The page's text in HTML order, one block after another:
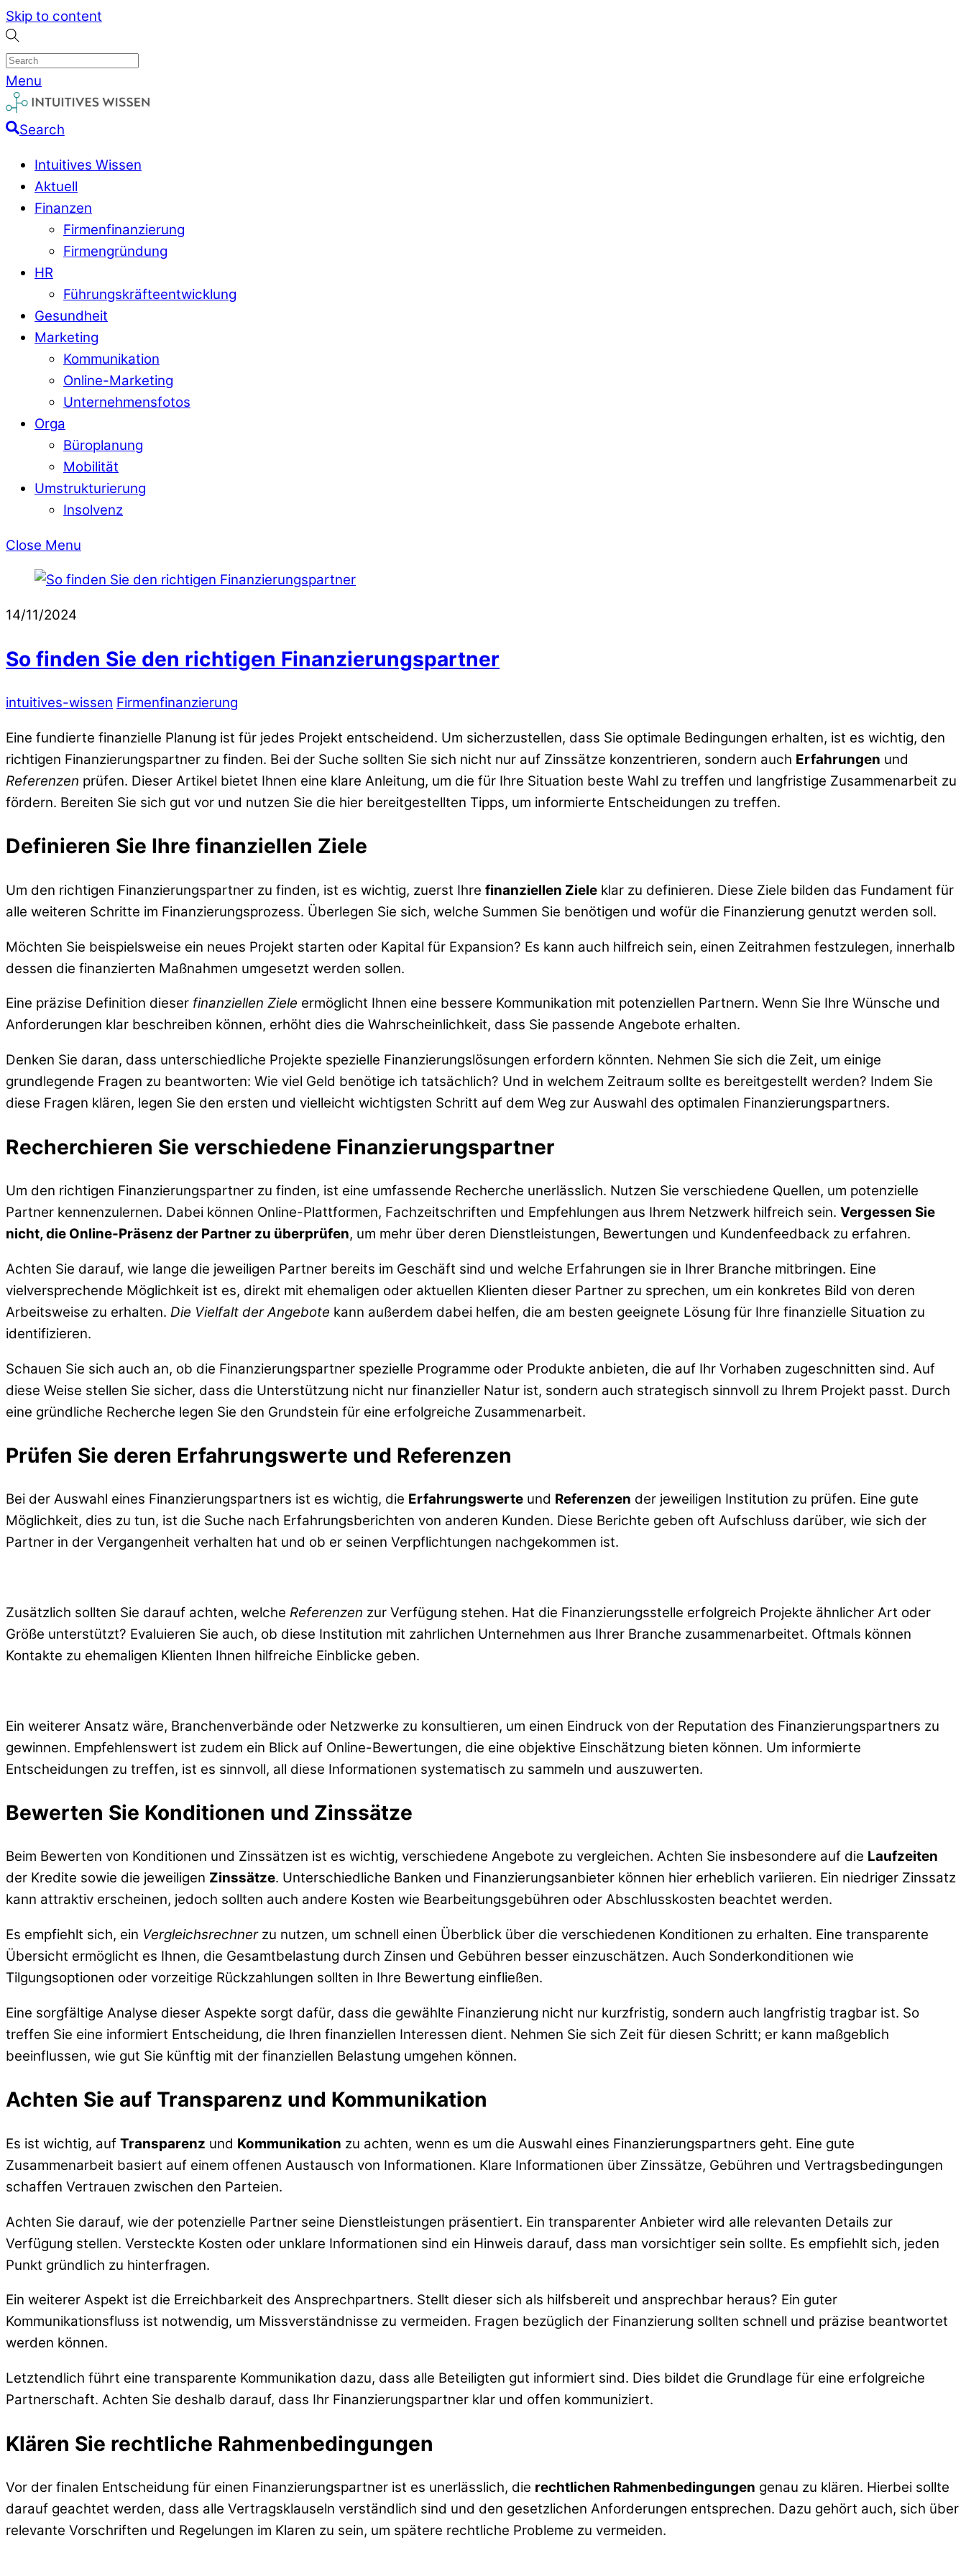
Skip to content
Menu
Search
Intuitives Wissen
Aktuell
Finanzen
Firmenfinanzierung
Firmengründung
HR
Führungskräfteentwicklung
Gesundheit
Marketing
Kommunikation
Online-Marketing
Unternehmensfotos
Orga
Büroplanung
Mobilität
Umstrukturierung
Insolvenz
Close Menu
14/11/2024
So finden Sie den richtigen Finanzierungspartner
intuitives-wissen Firmenfinanzierung
Eine fundierte finanzielle Planung ist für jedes Projekt entscheidend. Um sicherzustellen, dass Sie optimale Bedingungen erhalten, ist es wichtig, den
richtigen Finanzierungspartner zu finden. Bei der Suche sollten Sie sich nicht nur auf Zinssätze konzentrieren, sondern auch Erfahrungen und
Referenzen prüfen. Dieser Artikel bietet Ihnen eine klare Anleitung, um die für Ihre Situation beste Wahl zu treffen und langfristige Zusammenarbeit zu
fördern. Bereiten Sie sich gut vor und nutzen Sie die hier bereitgestellten Tipps, um informierte Entscheidungen zu treffen.
Definieren Sie Ihre finanziellen Ziele
Um den richtigen Finanzierungspartner zu finden, ist es wichtig, zuerst Ihre finanziellen Ziele klar zu definieren. Diese Ziele bilden das Fundament für
alle weiteren Schritte im Finanzierungsprozess. Überlegen Sie sich, welche Summen Sie benötigen und wofür die Finanzierung genutzt werden soll.
Möchten Sie beispielsweise ein neues Projekt starten oder Kapital für Expansion? Es kann auch hilfreich sein, einen Zeitrahmen festzulegen, innerhalb
dessen die finanzierten Maßnahmen umgesetzt werden sollen.
Eine präzise Definition dieser finanziellen Ziele ermöglicht Ihnen eine bessere Kommunikation mit potenziellen Partnern. Wenn Sie Ihre Wünsche und
Anforderungen klar beschreiben können, erhöht dies die Wahrscheinlichkeit, dass Sie passende Angebote erhalten.
Denken Sie daran, dass unterschiedliche Projekte spezielle Finanzierungslösungen erfordern könnten. Nehmen Sie sich die Zeit, um einige
grundlegende Fragen zu beantworten: Wie viel Geld benötige ich tatsächlich? Und in welchem Zeitraum sollte es bereitgestellt werden? Indem Sie
diese Fragen klären, legen Sie den ersten und vielleicht wichtigsten Schritt auf dem Weg zur Auswahl des optimalen Finanzierungspartners.
Recherchieren Sie verschiedene Finanzierungspartner
Um den richtigen Finanzierungspartner zu finden, ist eine umfassende Recherche unerlässlich. Nutzen Sie verschiedene Quellen, um potenzielle
Partner kennenzulernen. Dabei können Online-Plattformen, Fachzeitschriften und Empfehlungen aus Ihrem Netzwerk hilfreich sein. Vergessen Sie
nicht, die Online-Präsenz der Partner zu überprüfen, um mehr über deren Dienstleistungen, Bewertungen und Kundenfeedback zu erfahren.
Achten Sie darauf, wie lange die jeweiligen Partner bereits im Geschäft sind und welche Erfahrungen sie in Ihrer Branche mitbringen. Eine
vielversprechende Möglichkeit ist es, direkt mit ehemaligen oder aktuellen Klienten dieser Partner zu sprechen, um ein konkretes Bild von deren
Arbeitsweise zu erhalten. Die Vielfalt der Angebote kann außerdem dabei helfen, die am besten geeignete Lösung für Ihre finanzielle Situation zu
identifizieren.
Schauen Sie sich auch an, ob die Finanzierungspartner spezielle Programme oder Produkte anbieten, die auf Ihr Vorhaben zugeschnitten sind. Auf
diese Weise stellen Sie sicher, dass die Unterstützung nicht nur finanzieller Natur ist, sondern auch strategisch sinnvoll zu Ihrem Projekt passt. Durch
eine gründliche Recherche legen Sie den Grundstein für eine erfolgreiche Zusammenarbeit.
Prüfen Sie deren Erfahrungswerte und Referenzen
Bei der Auswahl eines Finanzierungspartners ist es wichtig, die Erfahrungswerte und Referenzen der jeweiligen Institution zu prüfen. Eine gute
Möglichkeit, dies zu tun, ist die Suche nach Erfahrungsberichten von anderen Kunden. Diese Berichte geben oft Aufschluss darüber, wie sich der
Partner in der Vergangenheit verhalten hat und ob er seinen Verpflichtungen nachgekommen ist.
Zusätzlich sollten Sie darauf achten, welche Referenzen zur Verfügung stehen. Hat die Finanzierungsstelle erfolgreich Projekte ähnlicher Art oder
Größe unterstützt? Evaluieren Sie auch, ob diese Institution mit zahrlichen Unternehmen aus Ihrer Branche zusammenarbeitet. Oftmals können
Kontakte zu ehemaligen Klienten Ihnen hilfreiche Einblicke geben.
Ein weiterer Ansatz wäre, Branchenverbände oder Netzwerke zu konsultieren, um einen Eindruck von der Reputation des Finanzierungspartners zu
gewinnen. Empfehlenswert ist zudem ein Blick auf Online-Bewertungen, die eine objektive Einschätzung bieten können. Um informierte
Entscheidungen zu treffen, ist es sinnvoll, all diese Informationen systematisch zu sammeln und auszuwerten.
Bewerten Sie Konditionen und Zinssätze
Beim Bewerten von Konditionen und Zinssätzen ist es wichtig, verschiedene Angebote zu vergleichen. Achten Sie insbesondere auf die Laufzeiten
der Kredite sowie die jeweiligen Zinssätze. Unterschiedliche Banken und Finanzierungsanbieter können hier erheblich variieren. Ein niedriger Zinssatz
kann attraktiv erscheinen, jedoch sollten auch andere Kosten wie Bearbeitungsgebühren oder Abschlusskosten beachtet werden.
Es empfiehlt sich, ein Vergleichsrechnerzu nutzen, um schnell einen Überblick über die verschiedenen Konditionen zu erhalten. Eine transparente
Übersicht ermöglicht es Ihnen, die Gesamtbelastung durch Zinsen und Gebühren besser einzuschätzen. Auch Sonderkonditionen wie
Tilgungsoptionen oder vorzeitige Rückzahlungen sollten in Ihre Bewertung einfließen.
Eine sorgfältige Analyse dieser Aspekte sorgt dafür, dass die gewählte Finanzierung nicht nur kurzfristig, sondern auch langfristig tragbar ist. So
treffen Sie eine informiert Entscheidung, die Ihren finanziellen Interessen dient. Nehmen Sie sich Zeit für diesen Schritt; er kann maßgeblich
beeinflussen, wie gut Sie künftig mit der finanziellen Belastung umgehen können.
Achten Sie auf Transparenz und Kommunikation
Es ist wichtig, auf Transparenz und Kommunikation zu achten, wenn es um die Auswahl eines Finanzierungspartners geht. Eine gute
Zusammenarbeit basiert auf einem offenen Austausch von Informationen. Klare Informationen über Zinssätze, Gebühren und Vertragsbedingungen
schaffen Vertrauen zwischen den Parteien.
Achten Sie darauf, wie der potenzielle Partner seine Dienstleistungen präsentiert. Ein transparenter Anbieter wird alle relevanten Details zur
Verfügung stellen. Versteckte Kosten oder unklare Informationen sind ein Hinweis darauf, dass man vorsichtiger sein sollte. Es empfiehlt sich, jeden
Punkt gründlich zu hinterfragen.
Ein weiterer Aspekt ist die Erreichbarkeit des Ansprechpartners. Stellt dieser sich als hilfsbereit und ansprechbar heraus? Ein guter
Kommunikationsfluss ist notwendig, um Missverständnisse zu vermeiden. Fragen bezüglich der Finanzierung sollten schnell und präzise beantwortet
werden können.
Letztendlich führt eine transparente Kommunikation dazu, dass alle Beteiligten gut informiert sind. Dies bildet die Grundlage für eine erfolgreiche
Partnerschaft. Achten Sie deshalb darauf, dass Ihr Finanzierungspartner klar und offen kommuniziert.
Klären Sie rechtliche Rahmenbedingungen
Vor der finalen Entscheidung für einen Finanzierungspartner ist es unerlässlich, die rechtlichen Rahmenbedingungen genau zu klären. Hierbei sollte
darauf geachtet werden, dass alle Vertragsklauseln verständlich sind und den gesetzlichen Anforderungen entsprechen. Dazu gehört auch, sich über
relevante Vorschriften und Regelungen im Klaren zu sein, um spätere rechtliche Probleme zu vermeiden.